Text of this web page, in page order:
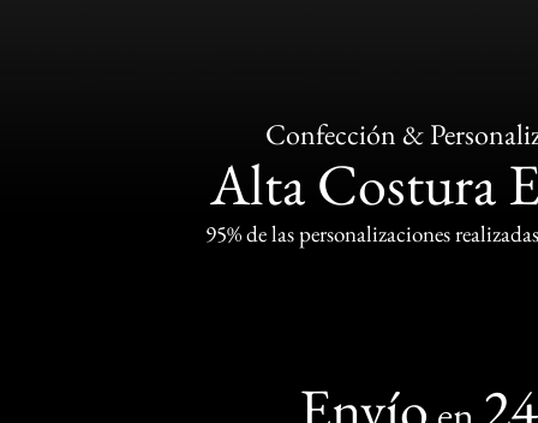
Confección &
Alta Costura
95% de las personalizaciones